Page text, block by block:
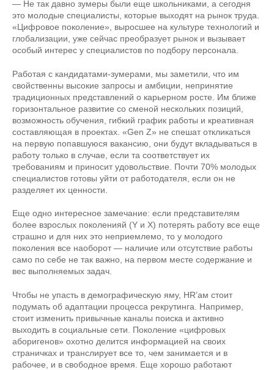
— Не так давно зумеры были еще школьниками, а сегодня
это молодые специалисты, которые выходят на рынок труда.
«Цифровое поколение», выросшее на культуре технологий и
глобализации, уже сейчас преобразует рынок и вызывает
особый интерес у специалистов по подбору персонала.
Работая с кандидатами-зумерами, мы заметили, что им
свойственны высокие запросы и амбиции, непринятие
традиционных представлений о карьерном росте. Им ближе
горизонтальное развитие со сменой нескольких позиций,
возможность обучения, гибкий график работы и креативная
составляющая в проектах. «Gen Z» не спешат откликаться
на первую попавшуюся вакансию, они будут вкладываться в
работу только в случае, если та соответствует их
требованиям и приносит удовольствие. Почти 70% молодых
специалистов готовы уйти от работодателя, если он не
разделяет их ценности.
Еще одно интересное замечание: если представителям
более взрослых поколенияй (Y и X) потерять работу все еще
страшно и для них это неприемлемо, то у молодого
поколения все наоборот — наличие или отсутствие работы
само по себе не так важно, на первом месте содержание и
вес выполняемых задач.
Чтобы не упасть в демографическую яму, HR’ам стоит
подумать об адаптации процесса рекрутинга. Например,
стоит изменить привычные каналы поиска и активно
выходить в социальные сети. Поколение «цифровых
аборигенов» охотно делится информацией на своих
страничках и транслирует все то, чем занимается и в
рабочее, и в свободное время. Еще хорошо работают